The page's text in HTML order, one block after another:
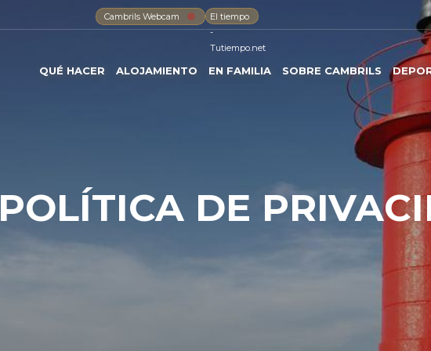
Cambrils Webcam
El tiempo
-
Tutiempo.net
QUÉ HACER ALOJAMIENTO EN FAMILIA SOBRE CAMBRILS
POLÍTICA DE